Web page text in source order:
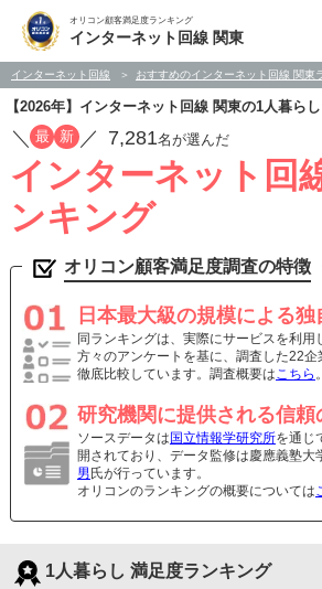
オリコン顧客満足度ランキング
インターネット回線 関東
インターネット回線 おすすめのインターネット回線 関東
【2026年】インターネット回線 関東の1人暮ら
／ 最 新 ／ 7,281名が選んだ
インターネット回
ンキング
オリコン顧客満足度調査の特徴
日本最大級の規模による独
同ランキングは、実際にサービスを利用
方々のアンケートを基に、調査した22
徹底比較しています。調査概要はこちら 。
研究機関に提供される信頼
ソースデータは 国立情報学研究所を通じ
開されており、データ監修は慶應義塾大
男 氏が行っています。
オリコンのランキングの概要については
1人暮らし 満足度ランキング